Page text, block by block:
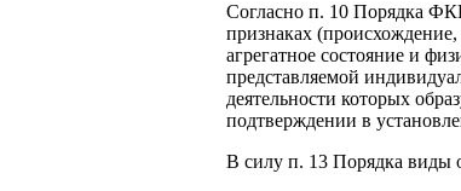
Согласно п. 10 Порядка
признаках
агрегатное состояние и
представляемой
деятельности которых
подтверждении в
В силу п. 13 Порядка виды